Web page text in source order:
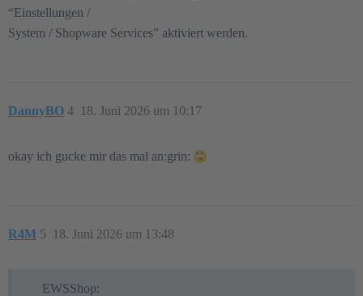
“Einstellungen /
System / Shopware Services” aktiviert werden.
DannyBO 18. Juni 2026 um 10:17
4
okay ich gucke mir das mal an:grin:
R4M 18. Juni 2026 um 13:48
5
EWSShop: